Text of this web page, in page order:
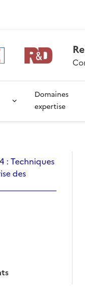
Domaines
expertise
: Techniques
des